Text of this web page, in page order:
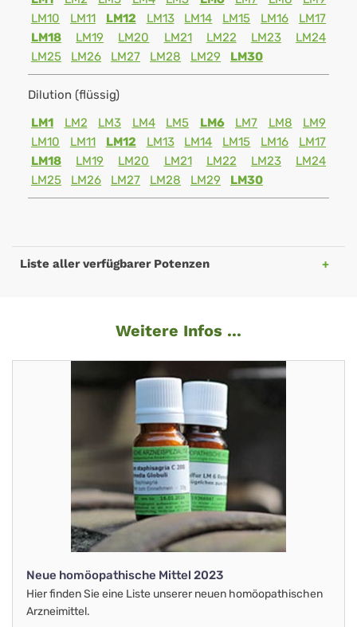
LM10
LM11 LM12 LM13 LM14 LM15 LM16
LM17
LM18
LM19 LM20 LM21 LM22 LM23
LM24
LM25
LM26 LM27 LM28 LM29 LM30
Dilution (flüssig)
LM1
LM2 LM3 LM4 LM5 LM6 LM7 LM8
LM9
LM10
LM11 LM12 LM13 LM14 LM15 LM16
LM17
LM18
LM19 LM20 LM21 LM22 LM23
LM24
LM25
LM26 LM27 LM28 LM29 LM30
Liste aller verfügbarer Potenzen
Weitere Infos ...
Neue homöopathische Mittel 2023
Hier finden Sie eine Liste unserer neuen homöopathischen
Arzneimittel.